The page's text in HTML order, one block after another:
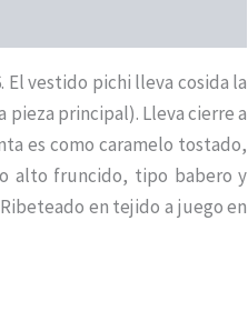
vestido pichi lleva cosida la
principal). Lleva cierre a
es como caramelo tostado,
alto fruncido, tipo babero y
en tejido a juego en